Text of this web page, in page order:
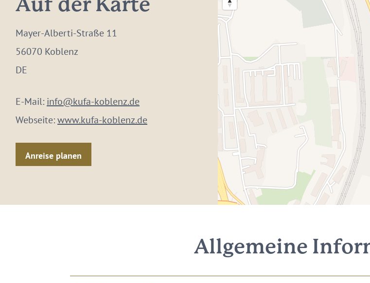
Auf der Karte
Mayer-Alberti-Straße 11
56070 Koblenz
DE
E-Mail: info@kufa-koblenz.de
Webseite:www.kufa-koblenz.de
Anreise planen
Allgemeine